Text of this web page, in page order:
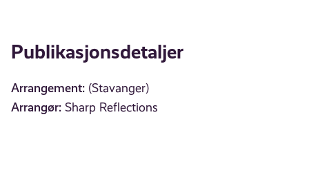
Publikasjonsdetaljer
Arrangement: (Stavanger)
Arrangør: Sharp Reflections